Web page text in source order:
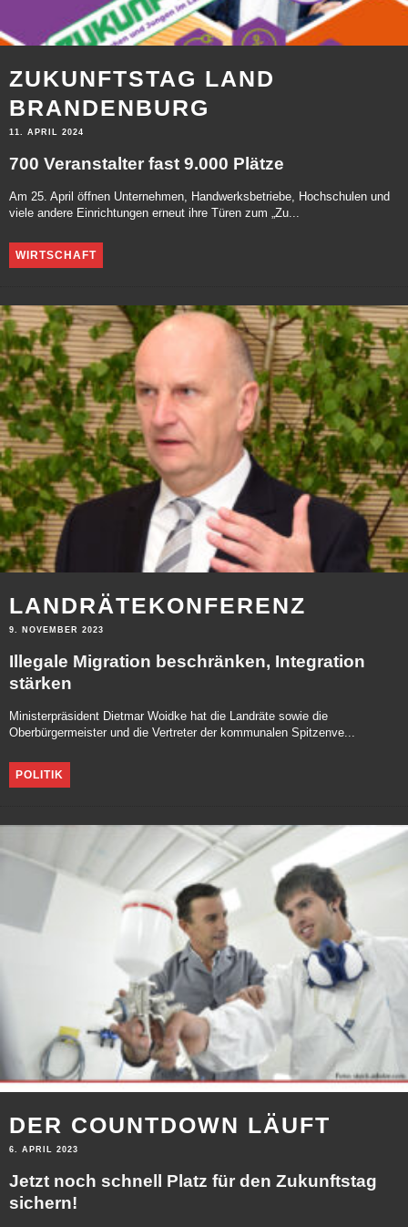
ZUKUNFTSTAG LAND
BRANDENBURG
11. APRIL 2024
700 Veranstalter fast 9.000 Plätze
Am 25. April öffnen Unternehmen, Handwerksbetriebe, Hochschulen und
viele andere Einrichtungen erneut ihre Türen zum „Zu...
WIRTSCHAFT
LANDRÄTEKONFERENZ
9. NOVEMBER 2023
Illegale Migration beschränken, Integration
stärken
Ministerpräsident Dietmar Woidke hat die Landräte sowie die
Oberbürgermeister und die Vertreter der kommunalen Spitzenve...
POLITIK
DER COUNTDOWN LÄUFT
6. APRIL 2023
Jetzt noch schnell Platz für den Zukunftstag
sichern!